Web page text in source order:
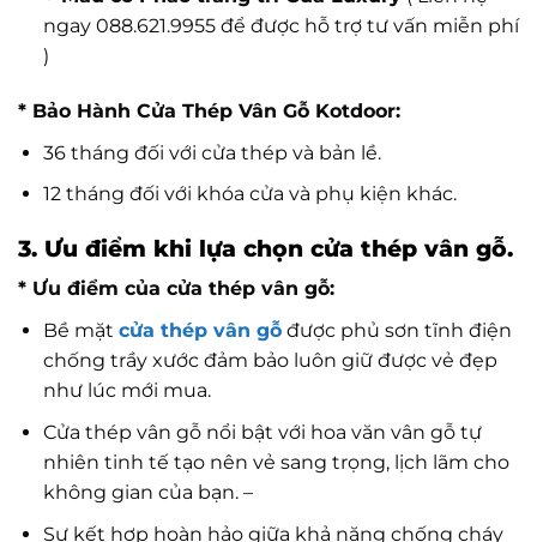
ngay 088.621.9955 để được hỗ trợ tư vấn miễn phí
)
* Bảo Hành Cửa Thép Vân Gỗ Kotdoor:
36 tháng đối với cửa thép và bản lề.
12 tháng đối với khóa cửa và phụ kiện khác.
3. Ưu điểm khi lựa chọn cửa thép vân gỗ.
* Ưu điểm của cửa thép vân gỗ:
Bề mặt cửa thép vân gỗđược phủ sơn tĩnh điện
chống trầy xước đảm bảo luôn giữ được vẻ đẹp
như lúc mới mua.
Cửa thép vân gỗ nổi bật với hoa văn vân gỗ tự
nhiên tinh tế tạo nên vẻ sang trọng, lịch lãm cho
không gian của bạn. –
Sự kết hợp hoàn hảo giữa khả năng chống cháy